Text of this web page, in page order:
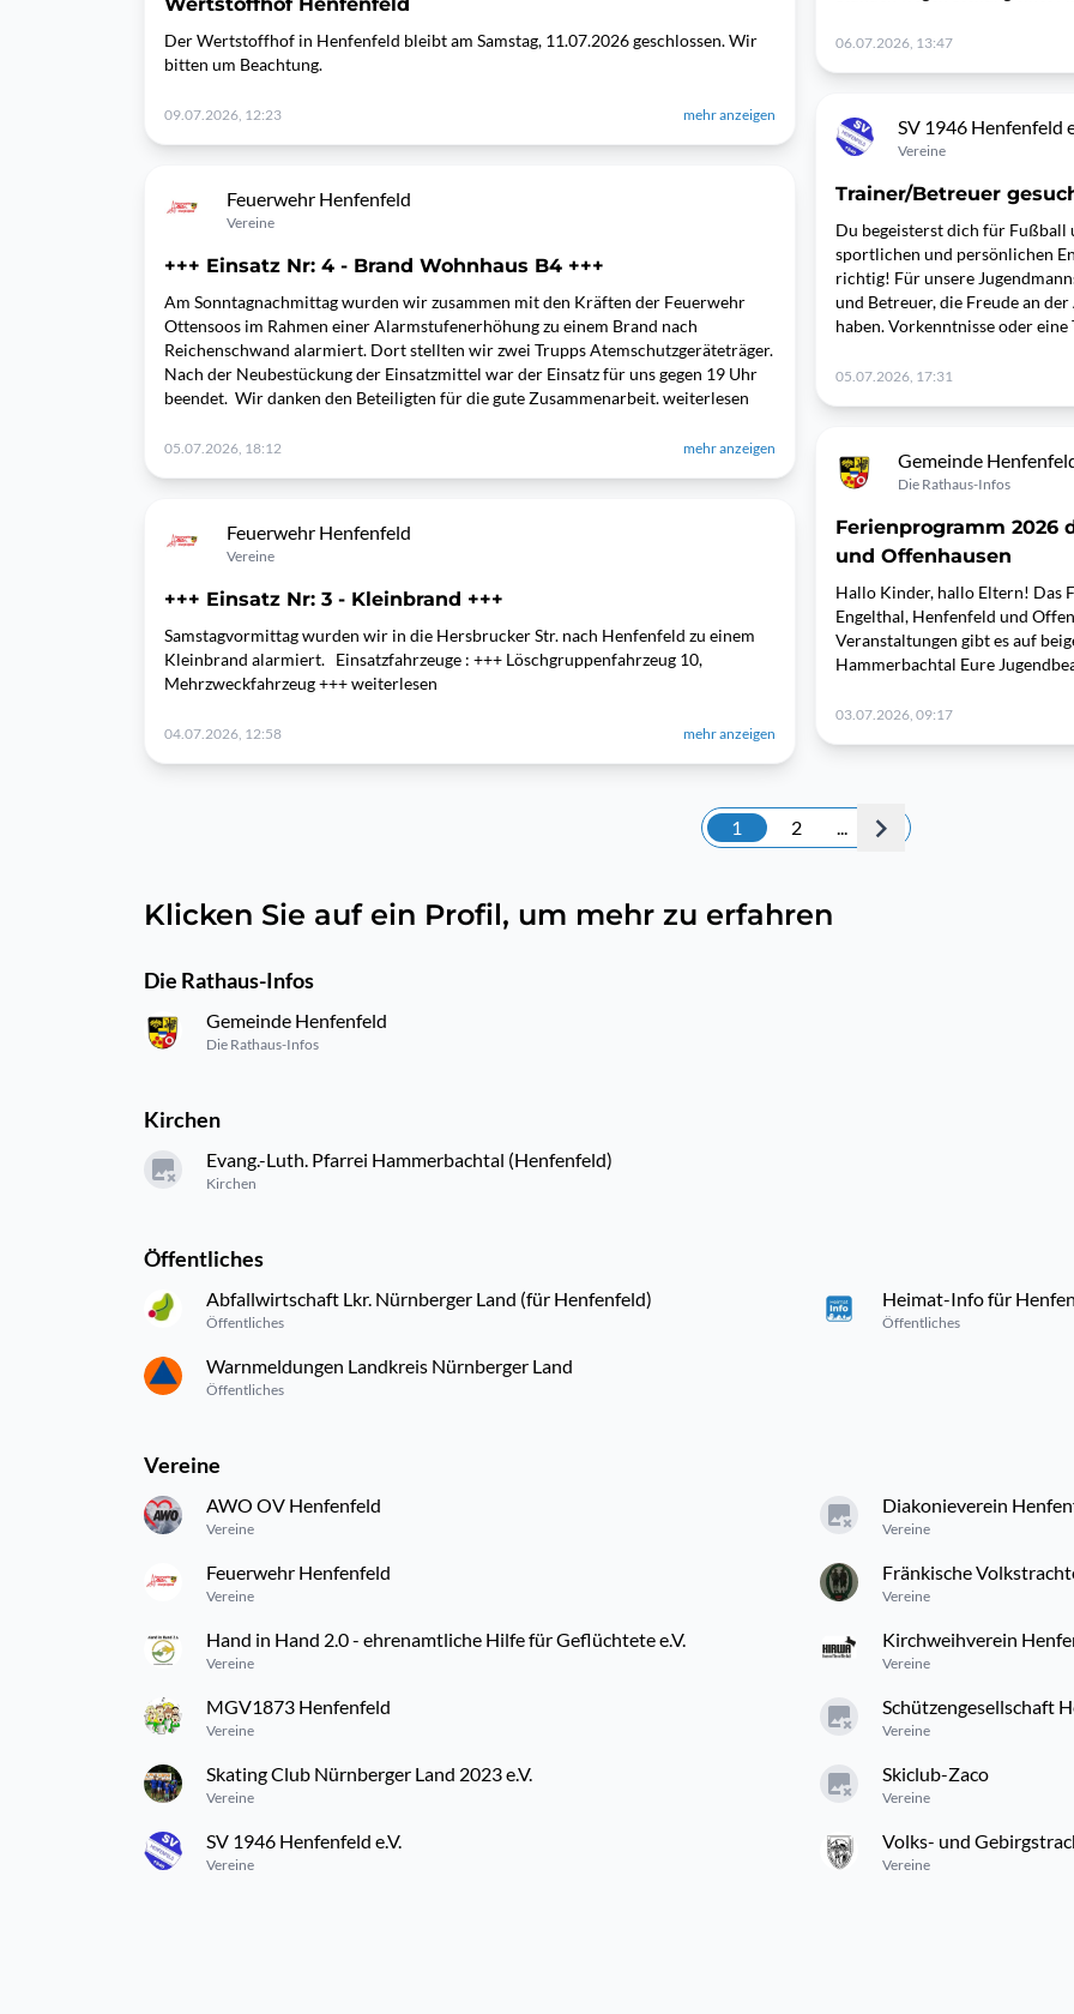
Der Wertstoffhof in Henfenfeld bleibt am Samstag, 11.07.2026 geschlossen. Wir
bitten um Beachtung.
09.07.2026, 12:23 mehr anzeigen
Feuerwehr Henfenfeld
Vereine
+++ Einsatz Nr: 4 - Brand Wohnhaus B4 +++
Am Sonntagnachmittag wurden wir zusammen mit den Kräften der Feuerwehr
Ottensoos im Rahmen einer Alarmstufenerhöhung zu einem Brand nach
Reichenschwand alarmiert. Dort stellten wir zwei Trupps Atemschutzgeräteträger.
Nach der Neubestückung der Einsatzmittel war der Einsatz für uns gegen 19 Uhr
beendet. Wir danken den Beteiligten für die gute Zusammenarbeit. weiterlesen
05.07.2026, 18:12 mehr anzeigen
Feuerwehr Henfenfeld
Vereine
+++ Einsatz Nr: 3 - Kleinbrand +++
Samstagvormittag wurden wir in die Hersbrucker Str. nach Henfenfeld zu einem
Kleinbrand alarmiert. Einsatzfahrzeuge : +++ Löschgruppenfahrzeug 10,
Mehrzweckfahrzeug +++ weiterlesen
04.07.2026, 12:58 mehr anzeigen
06.07.2026, 13:47
SV 1946 Henfenfeld
Vereine
Trainer/Betreuer
Du begeisterst dich für
sportlichen und persönlichen
richtig! Für unsere
und Betreuer, die Freude an
haben. Vorkenntnisse oder
05.07.2026, 17:31
Gemeinde
Die Rathaus-Infos
Ferienprogramm 2026
und Offenhausen
Hallo Kinder, hallo Eltern! Das
Engelthal, Henfenfeld und
Veranstaltungen gibt es auf
Hammerbachtal Eure
03.07.2026, 09:17
1 2 ...
Klicken Sie auf ein Profil, um mehr zu erfahren
Die Rathaus-Infos
Gemeinde Henfenfeld
Die Rathaus-Infos
Kirchen
Evang.-Luth. Pfarrei Hammerbachtal (Henfenfeld)
Kirchen
Öffentliches
Abfallwirtschaft Lkr. Nürnberger Land (für Henfenfeld)
Öffentliches
Heimat-Info für
Öffentliches
Warnmeldungen Landkreis Nürnberger Land
Öffentliches
Vereine
AWO OV Henfenfeld
Vereine
Diakonieverein
Vereine
Feuerwehr Henfenfeld
Vereine
Fränkische
Vereine
Hand in Hand 2.0 - ehrenamtliche Hilfe für Geflüchtete e.V.
Vereine
Kirchweihverein
Vereine
MGV1873 Henfenfeld
Vereine
Schützengesellschaft
Vereine
Skating Club Nürnberger Land 2023 e.V.
Vereine
Skiclub-Zaco
Vereine
SV 1946 Henfenfeld e.V.
Vereine
Volks- und
Vereine